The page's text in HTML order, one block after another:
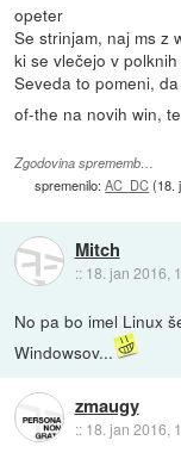
opeter
Se strinjam, naj ms z
ki se vlečejo v
Seveda to pomeni,
of-the na novih win,
Zgodovina sprememb…
spremenilo:AC_DC(18.
Mitch
:: 18. jan 2016,
No pa bo imel Linux
Windowsov...
zmaugy
:: 18. jan 2016,